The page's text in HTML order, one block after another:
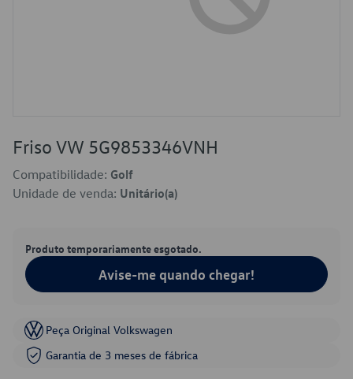
Friso VW 5G9853346VNH
Compatibilidade: Golf
Unidade de venda: Unitário(a)
Produto temporariamente esgotado.
Avise-me quando chegar!
Peça Original Volkswagen
Garantia de 3 meses de fábrica